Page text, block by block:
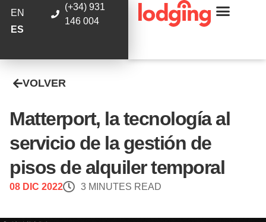
EN
ES
(+34) 931
146 004
VOLVER
Matterport, la tecnología al
servicio de la gestión de
pisos de alquiler temporal
08 DIC 2022 3 MINUTES READ